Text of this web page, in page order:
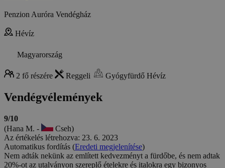
Penzion Auróra Vendégház
Hévíz
Magyarország
2 fő részére Reggeli Gyógyfürdő Hévíz
Vendégvélemények
9/10
(Hana M. -
Cseh)
Az értékelés létrehozva: 23. 6. 2023
Automatikus fordítás (Eredeti megjelenítése)
Nem adták nekünk az említett kedvezményt a fürdőbe, és nem adtak
20%-ot az utalványon szereplő ételekre és italokra egy bizonyos